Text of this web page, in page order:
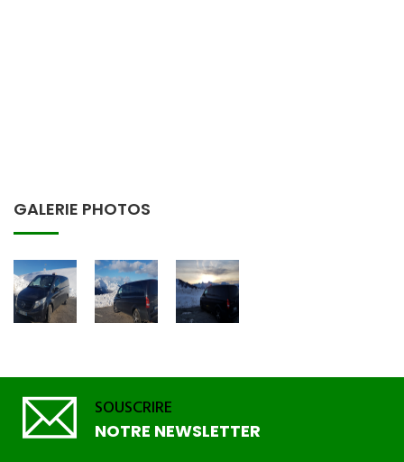
GALERIE PHOTOS
SOUSCRIRE
NOTRE NEWSLETTER